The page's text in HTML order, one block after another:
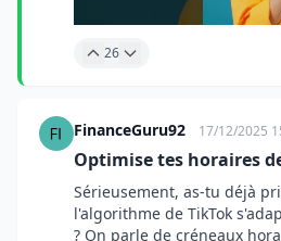
26
FinanceGuru92 17/12/2025
Optimise tes horaires
Sérieusement, as-tu déjà
l'algorithme de TikTok
? On parle de créneaux